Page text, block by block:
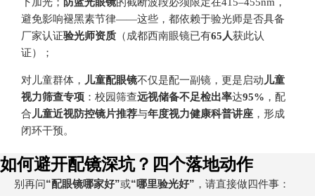
避免影响褪黑素节律——这些，都依赖于验光师是否具备
厂家认证验光师资质 （成都西南眼镜已有65人获此认
证）；
对儿童群体， 儿童配眼镜不仅是配一副镜，更是启动 儿童
视力筛查专项 ：校园筛查远视储备不足检出率达95% ，配
合 儿童近视防控镜片推荐与年度视力健康科普讲座 ，形成
闭环干预。
如何避开配镜深坑？四个落地动作
别再问“配眼镜哪家好”或“哪里验光好” ，请直接做四件事：